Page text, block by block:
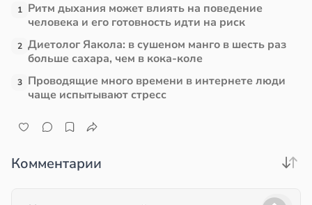
1 Ритм дыхания может влиять на поведение
человека и его готовность идти на риск
2 Диетолог Яакола: в сушеном манго в шесть раз
больше сахара, чем в кока-коле
3 Проводящие много времени в интернете люди
чаще испытывают стресс
Комментарии